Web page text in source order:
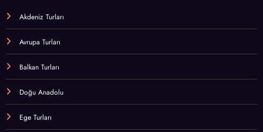
Akdeniz Turları
Avrupa Turları
Balkan Turları
Doğu Anadolu
Ege Turları